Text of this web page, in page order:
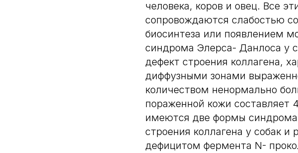
человека, коров и овец. Все
сопровождаются слабостью
биосинтеза или появлением
синдрома Элерса- Данлоса у
дефект строения коллагена,
диффузными зонами
количеством ненормально
пораженной кожи составляет
имеются две формы
строения коллагена у собак
дефицитом фермента N-